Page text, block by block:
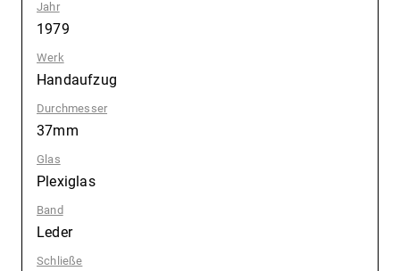
Jahr:
1979
Werk
Handaufzug
Durchmesser
37mm
Glas
Plexiglas
Band
Leder
Schließe